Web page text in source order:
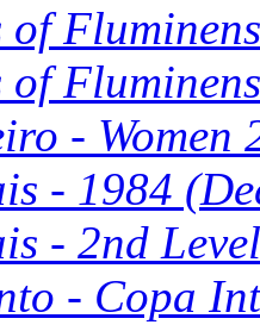
of
of
- Women
- 1984
- 2nd
- Copa